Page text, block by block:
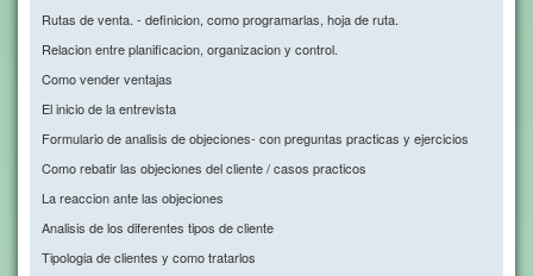
Rutas de venta. - definicion, como programarlas, hoja de ruta.
Relacion entre planificacion, organizacion y control.
Como vender ventajas
El inicio de la entrevista
Formulario de analisis de objeciones- con preguntas practicas y ejercicios
Como rebatir las objeciones del cliente / casos practicos
La reaccion ante las objeciones
Analisis de los diferentes tipos de cliente
Tipologia de clientes y como tratarlos